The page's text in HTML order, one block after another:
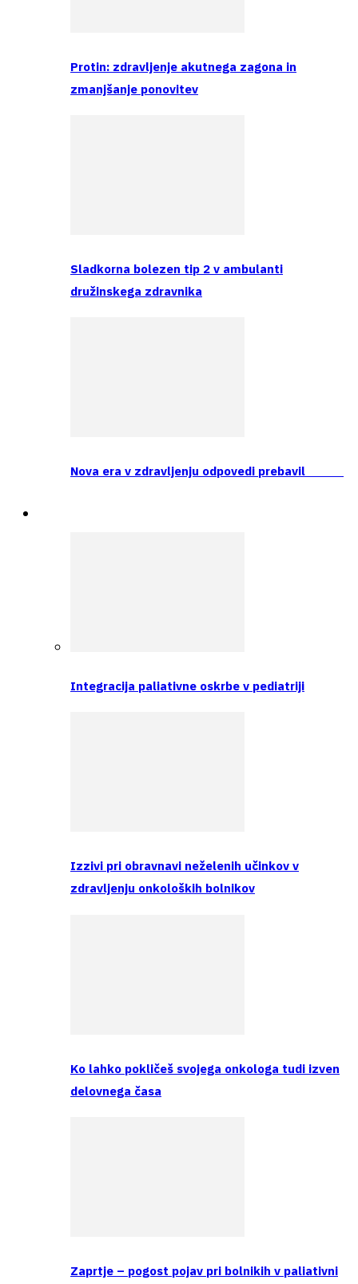
Protin: zdravljenje akutnega zagona in
zmanjšanje ponovitev
Sladkorna bolezen tip 2 v ambulanti
družinskega zdravnika
Nova era v zdravljenju odpovedi prebavil
Integracija paliativne oskrbe v pediatriji
Izzivi pri obravnavi neželenih učinkov v
zdravljenju onkoloških bolnikov
Ko lahko pokličeš svojega onkologa tudi izven
delovnega časa
Zaprtje – pogost pojav pri bolnikih v paliativni